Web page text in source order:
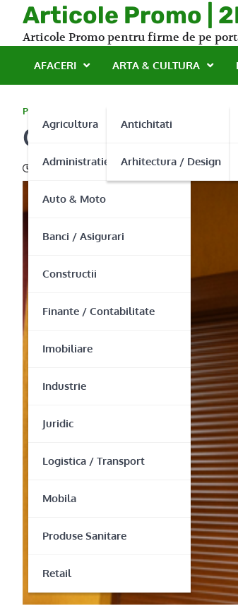
content
Articole Promo |
Articole Promo pentru firme de pe
AFACERI
Agricultura
Administratie Publica
Auto & Moto
Banci / Asigurari
Constructii
Finante / Contabilitate
Imobiliare
Industrie
Juridic
Logistica / Transport
Mobila
Produse Sanitare
Retail
ARTA & CULTURA
Antichitati
Arhitectura / Design
PROMO
Cel mai bun pret
13/05/2015